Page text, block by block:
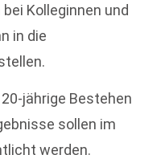
Kolleginnen und
in die
jährige Bestehen
sollen im
werden.